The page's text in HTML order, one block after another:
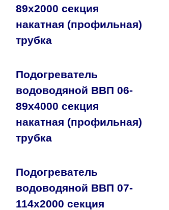
89х2000 секция
накатная (профильная)
трубка
Подогреватель
водоводяной ВВП 06-
89х4000 секция
накатная (профильная)
трубка
Подогреватель
водоводяной ВВП 07-
114х2000 секция